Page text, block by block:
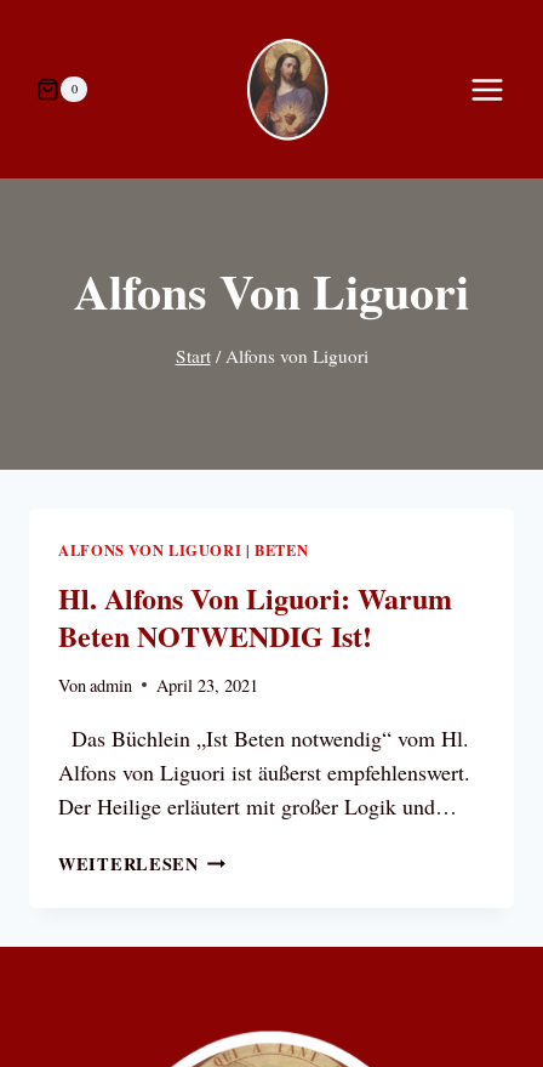
springen0
Alfons Von Liguori
Start / Alfons von Liguori
ALFONS VON LIGUORI |BETEN
Hl. Alfons Von Liguori: Warum
Beten NOTWENDIG Ist!
Vonadmin April 23, 2021
Das Büchlein „Ist Beten notwendig“ vom Hl.
Alfons von Liguori ist äußerst empfehlenswert.
Der Heilige erläutert mit großer Logik und…
WEITERLESENHL.
LIGUORI:
NOTWENDIG
IST!